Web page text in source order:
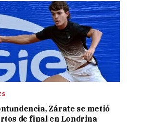
Zárate se metió
de final en Londrina